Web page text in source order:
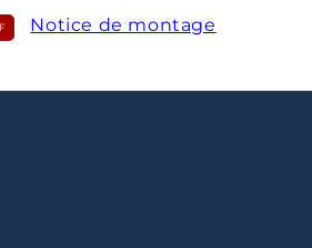
Notice de montage